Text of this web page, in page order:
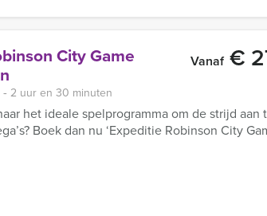
City Game Vanaf€
2 uur en 30 minuten
het ideale spelprogramma om de strijd aan
Boek dan nu ‘Expeditie Robinson City